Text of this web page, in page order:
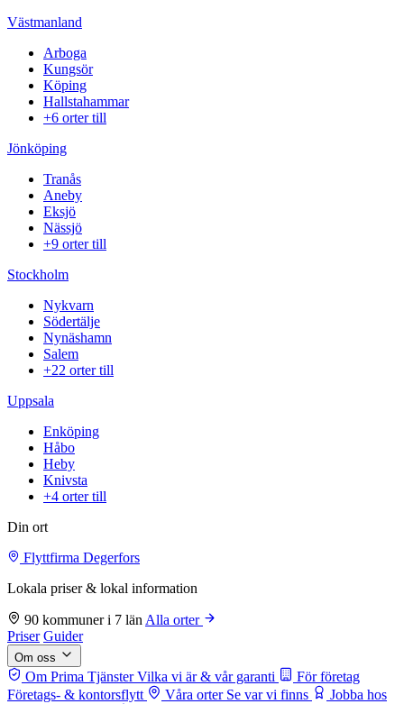
Västmanland
Arboga
Kungsör
Köping
Hallstahammar
+6 orter till
Jönköping
Tranås
Aneby
Eksjö
Nässjö
+9 orter till
Stockholm
Nykvarn
Södertälje
Nynäshamn
Salem
+22 orter till
Uppsala
Enköping
Håbo
Heby
Knivsta
+4 orter till
Din ort
Flyttfirma Degerfors
Lokala priser & lokal information
90 kommuner i 7 län Alla orter
Priser Guider
Om oss
Om Prima Tjänster Vilka vi är & vår garanti
För företag
Företags- & kontorsflytt
Våra orter Se var vi finns
Jobba hos